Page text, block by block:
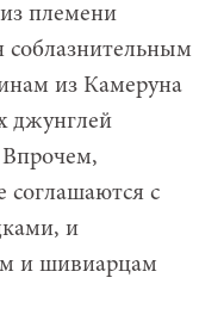
племени
из Камеруна
джунглей
Впрочем,
соглашаются с
и
и шивиарцам